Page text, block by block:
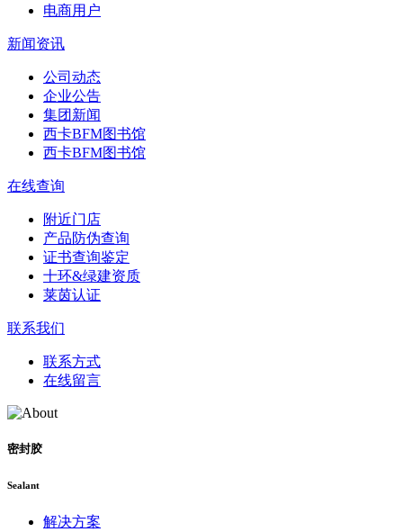
电商用户
新闻资讯
公司动态
企业公告
集团新闻
西卡BFM图书馆
西卡BFM图书馆
在线查询
附近门店
产品防伪查询
证书查询鉴定
十环&绿建资质
莱茵认证
联系我们
联系方式
在线留言
密封胶
Sealant
解决方案